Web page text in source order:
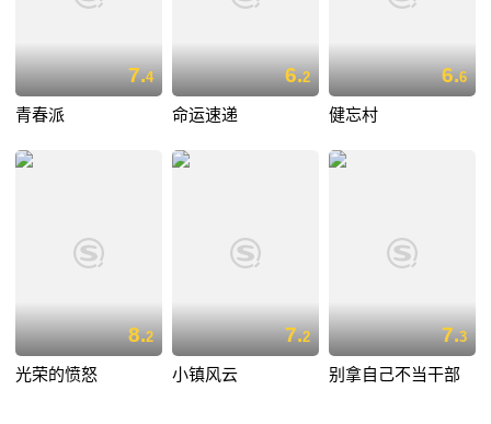
7.4
青春派
6.2
命运速递
6.6
健忘村
8.2
光荣的愤怒
7.2
小镇风云
7.3
别拿自己不当干部